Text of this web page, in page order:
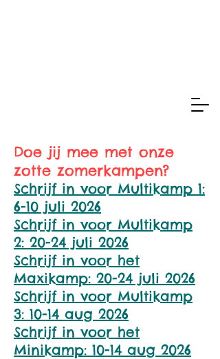
Doe jij mee met onze
zotte zomerkampen?
Schrijf in voor Multikamp 1:
6-10 juli 2026
Schrijf in voor Multikamp
2: 20-24 juli 2026
Schrijf in voor het
Maxikamp: 20-24 juli 2026
Schrijf in voor Multikamp
3: 10-14 aug 2026
Schrijf in voor het
Minikamp: 10-14 aug 2026